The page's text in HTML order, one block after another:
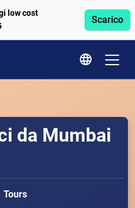
low cost
Scarico
da Mumbai
Tours